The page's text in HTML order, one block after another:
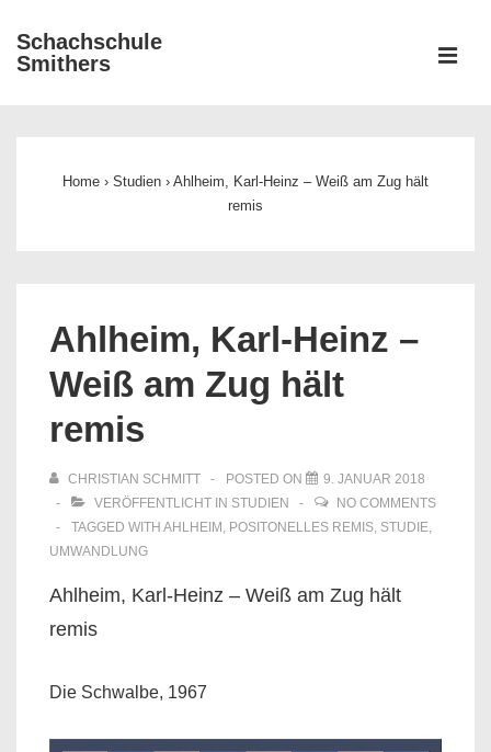
Zum
Inhalt
Schachschule
Smithers
Home › Studien › Ahlheim, Karl-Heinz – Weiß am Zug hält
remis
Ahlheim, Karl-Heinz –
Weiß am Zug hält
remis
CHRISTIAN SCHMITT POSTED ON
9. JANUAR 2018
VERÖFFENTLICHT IN STUDIEN
NO COMMENTS
TAGGED WITH AHLHEIM , POSITONELLES REMIS, STUDIE,
UMWANDLUNG
Ahlheim, Karl-Heinz – Weiß am Zug hält
remis
Die Schwalbe, 1967